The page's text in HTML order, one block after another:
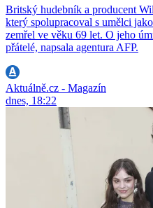
Britský hudebník a producent
který spolupracoval s umělci
zemřel ve věku 69 let. O jeho
přátelé, napsala agentura AFP.
Aktuálně.cz - Magazín
dnes, 18:22